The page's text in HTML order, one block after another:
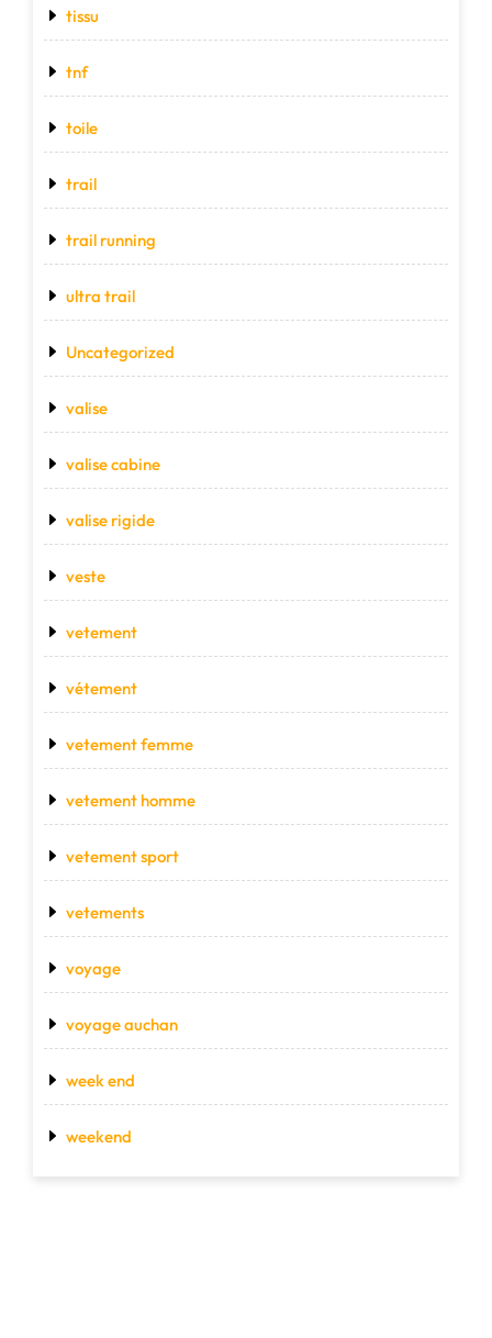
tissu
tnf
toile
trail
trail running
ultra trail
Uncategorized
valise
valise cabine
valise rigide
veste
vetement
vétement
vetement femme
vetement homme
vetement sport
vetements
voyage
voyage auchan
week end
weekend